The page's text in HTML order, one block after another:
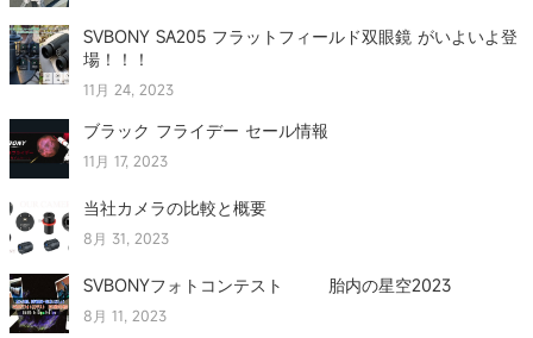
SVBONY SA205 フラットフィールド双眼鏡 がいよいよ登
場！！！
11月 24, 2023
ブラック フライデー セール情報
11月 17, 2023
当社カメラの比較と概要
8月 31, 2023
SVBONYフォトコンテスト 胎内の星空2023
8月 11, 2023